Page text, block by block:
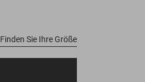
Finden Sie Ihre Größe